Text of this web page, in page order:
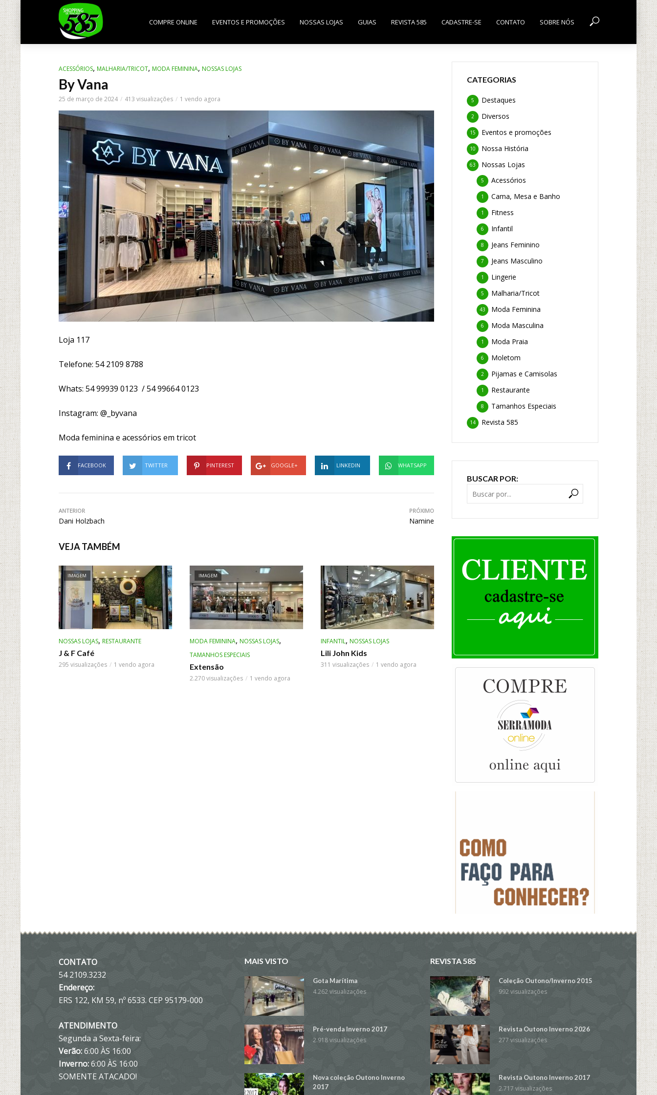
COMPRE ONLINE EVENTOS E PROMOÇÕES NOSSAS LOJAS GUIAS REVISTA 585 CADASTRE-SE CONTATO SOBRE NÓS
ACESSÓRIOS, MALHARIA/TRICOT, MODA FEMININA, NOSSAS LOJAS
By Vana
25 de março de 2024 413 visualizações 1 vendo agora
Loja 117
Telefone: 54 2109 8788
Whats: 54 99939 0123 / 54 99664 0123
Instagram: @_byvana
Moda feminina e acessórios em tricot
FACEBOOK TWITTER PINTEREST GOOGLE+ LINKEDIN WHATSAPP
ANTERIOR
Dani Holzbach
PRÓXIMO
Namine
VEJA TAMBÉM
IMAGEM
NOSSAS LOJAS, RESTAURANTE
J & F Café
295 visualizações 1 vendo agora
IMAGEM
MODA FEMININA, NOSSAS LOJAS,
TAMANHOS ESPECIAIS
Extensão
2.270 visualizações 1 vendo agora
INFANTIL, NOSSAS LOJAS
Lili John Kids
311 visualizações 1 vendo agora
CATEGORIAS
Destaques
5
Diversos
2
Eventos e promoções
15
Nossa História
10
Nossas Lojas
63
Acessórios
5
Cama, Mesa e Banho
1
Fitness
1
Infantil
6
Jeans Feminino
8
Jeans Masculino
7
Lingerie
1
Malharia/Tricot
5
Moda Feminina
43
Moda Masculina
6
Moda Praia
1
Moletom
6
Pijamas e Camisolas
2
Restaurante
1
Tamanhos Especiais
8
Revista 585
14
BUSCAR POR:
CONTATO
54 2109.3232
Endereço:
ERS 122, KM 59, nº 6533. CEP 95179-000
ATENDIMENTO
Segunda a Sexta-feira:
Verão:6:00 ÀS 16:00
Inverno:6:00 ÀS 16:00
SOMENTE ATACADO!
MAIS VISTO
Gota Marítima
4.262 visualizações
Pré-venda Inverno 2017
2.918 visualizações
Nova coleção Outono Inverno
2017
REVISTA 585
Coleção Outono/Inverno 2015
992 visualizações
Revista Outono Inverno 2026
277 visualizações
Revista Outono Inverno 2017
2.717 visualizações